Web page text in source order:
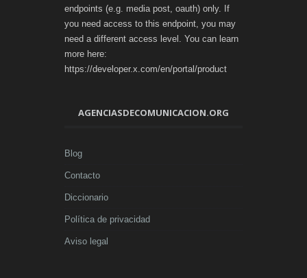
endpoints (e.g. media post, oauth) only. If
you need access to this endpoint, you may
need a different access level. You can learn
more here:
https://developer.x.com/en/portal/product
AGENCIASDECOMUNICACION.ORG
Blog
Contacto
Diccionario
Política de privacidad
Aviso legal